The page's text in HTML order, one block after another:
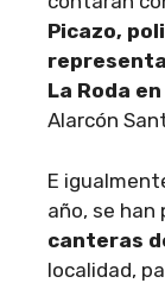
Picazo,
La Roda
Alarcón
E
año, se han
canteras
localidad,